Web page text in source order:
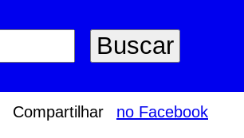
Compartilhar no Facebook